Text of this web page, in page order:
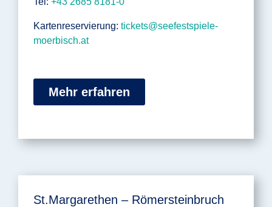
Kartenreservierung: tickets@seefestspiele-
moerbisch.at
Mehr erfahren
St.Margarethen – Römersteinbruch